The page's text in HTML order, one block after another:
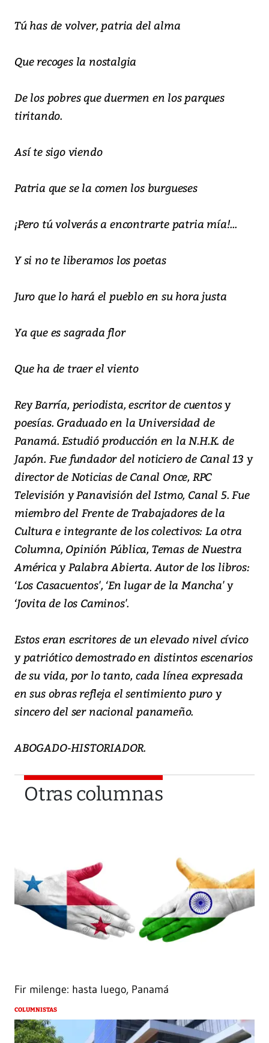
Tú has de volver, patria del alma
Que recoges la nostalgia
De los pobres que duermen en los parques
tiritando.
Así te sigo viendo
Patria que se la comen los burgueses
¡Pero tú volverás a encontrarte patria mía!...
Y si no te liberamos los poetas
Juro que lo hará el pueblo en su hora justa
Ya que es sagrada flor
Que ha de traer el viento
Rey Barría, periodista, escritor de cuentos y
poesías. Graduado en la Universidad de
Panamá. Estudió producción en la N.H.K. de
Japón. Fue fundador del noticiero de Canal 13 y
director de Noticias de Canal Once, RPC
Televisión y Panavisión del Istmo, Canal 5. Fue
miembro del Frente de Trabajadores de la
Cultura e integrante de los colectivos: La otra
Columna, Opinión Pública, Temas de Nuestra
América y Palabra Abierta. Autor de los libros:
‘Los Casacuentos', ‘En lugar de la Mancha' y
‘Jovita de los Caminos'.
Estos eran escritores de un elevado nivel cívico
y patriótico demostrado en distintos escenarios
de su vida, por lo tanto, cada línea expresada
en sus obras refleja el sentimiento puro y
sincero del ser nacional panameño.
ABOGADO-HISTORIADOR.
Otras columnas
Fir milenge: hasta luego, Panamá
COLUMNISTAS